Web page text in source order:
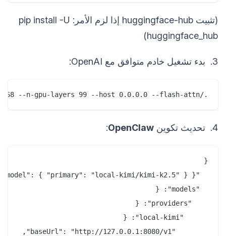
(تثبيت huggingface-hub إذا لزم الأمر: pip install -U
huggingface_hub)
3. بدء تشغيل خادم متوافق مع OpenAI:
./llama-server -m ./kimi-gguf/kimi-k2.5-UD-IQ2_XXS.gguf --port 8080 --ctx-size 32768 --n-gpu-layers 99 --host 0.0.0.0 --flash-attn
4. تحديث تكوين OpenClaw
: